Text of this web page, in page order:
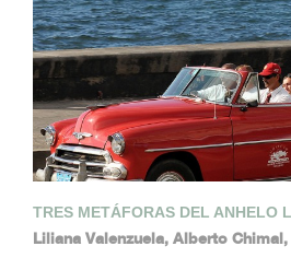
TRES METÁFORAS DEL ANHELO
Liliana Valenzuela, Alberto